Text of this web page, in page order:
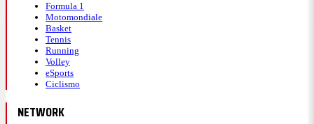
Formula 1
Motomondiale
Basket
Tennis
Running
Volley
eSports
Ciclismo
NETWORK